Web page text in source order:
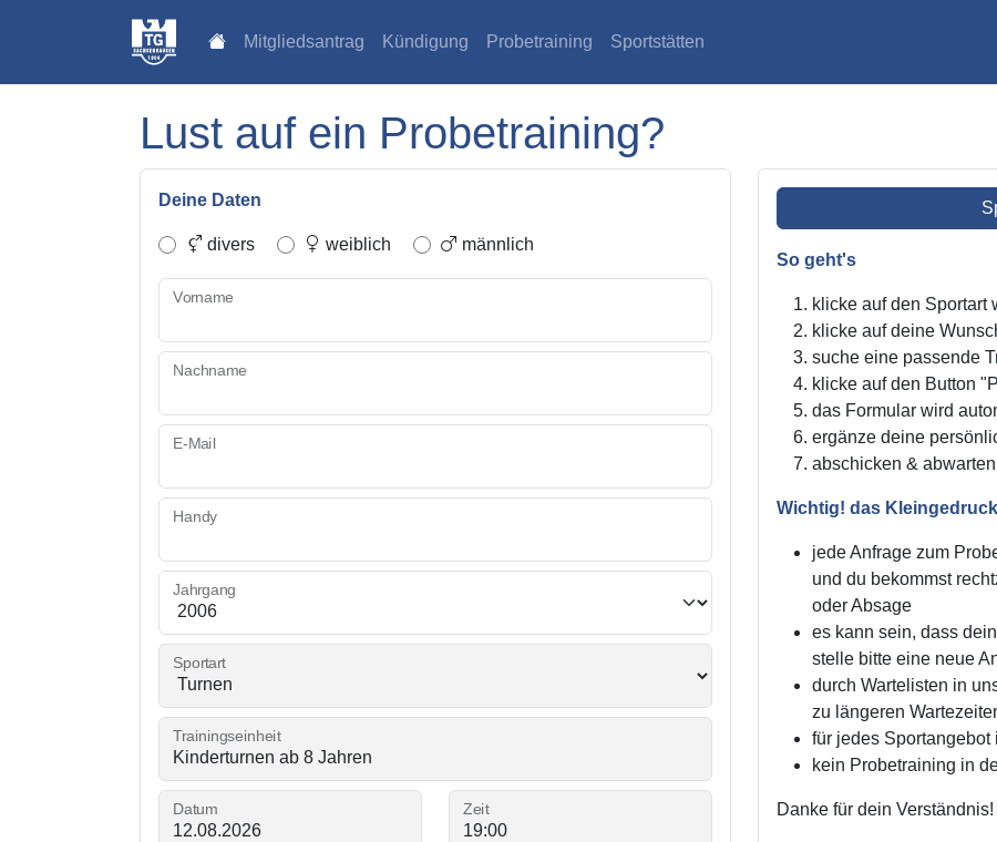
Mitgliedsantrag Kündigung Probetraining Sportstätten
Lust auf ein Probetraining?
Deine Daten
divers weiblich männlich
Vorname
Nachname
E-Mail
Handy
Jahrgang
Sportart
Trainingseinheit
Datum Zeit
So geht's
klicke auf den Sportart
klicke auf deine
suche eine passende
klicke auf den Button
das Formular wird
ergänze deine
abschicken & abwarten
Wichtig! das
jede Anfrage zum
und du bekommst
oder Absage
es kann sein, dass
stelle bitte eine neue
durch Wartelisten in
zu längeren
für jedes
kein Probetraining in
Danke für dein Verständnis!